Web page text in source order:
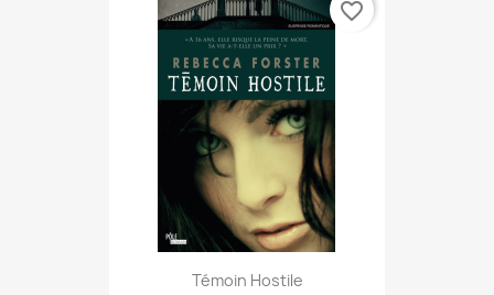
Témoin Hostile
favorite_border